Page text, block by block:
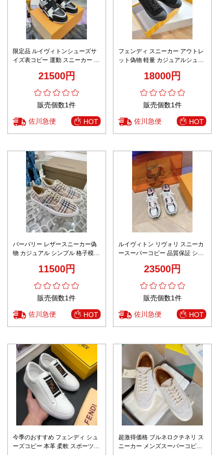
限定品 ルイヴィトンシューズサ
イズ表コピー 運動 スニーカー ラ
21500円
販売個数1件
佐川急便 HOT
フェンディ スニーカー アウトレ
ット偽物 軽量 カジュアルシュー
18000円
販売個数1件
佐川急便 HOT
バーバリー レザースニーカー偽
物 カジュアル シンプル 格子模様
11500円
販売個数1件
佐川急便 HOT
ルイヴィトン リヴォリ スニーカ
ースーパーコピー 品質保証 シュ
23500円
販売個数1件
佐川急便 HOT
今季のおすすめ フェンディ シュ
ーズコピー 本革 柔軟 スポーツシ
超激得価格 ブルネロクチネリ ス
ニーカー メンズスーパーコピー